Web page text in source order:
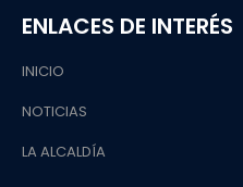
ENLACES DE INTERÉS
INICIO
NOTICIAS
LA ALCALDÍA